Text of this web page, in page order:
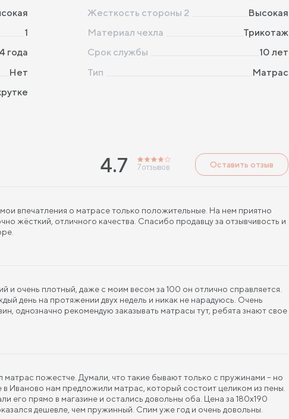
Жесткость стороны 2
Высокая
1 Материал чехла
Трикотаж
4 года Срок службы
10 лет
Нет Тип
Матрас
4.7 7отзывов Оставить отзыв
мои впечатления о матрасе только положительные. На нем приятно
жёсткий, отличного качества. Спасибо продавцу за отзывчивость и
и очень плотный, даже с моим весом за 100 он отлично справляется.
день на протяжении двух недель и никак не нарадуюсь. Очень
однозначно рекомендую заказывать матрасы тут, ребята знают свое
матрас пожестче. Думали, что такие бывают только с пружинами – но
в Иваново нам предложили матрас, который состоит целиком из пены.
его прямо в магазине и остались довольны оба. Цена за 180х190
дешевле, чем пружинный. Спим уже год и очень довольны.